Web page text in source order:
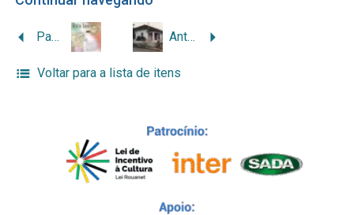
Pane, vino e molto lavoro! Anche amore: a saga da imigração italiana em Itajubá Antiga residência da família Landri Romanelli
Voltar para a lista de itens